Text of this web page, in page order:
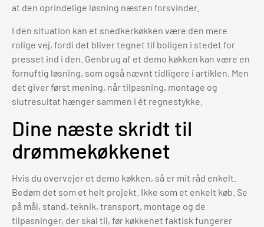
at den oprindelige løsning næsten forsvinder.
I den situation kan et snedkerkøkken være den mere
rolige vej, fordi det bliver tegnet til boligen i stedet for
presset ind i den. Genbrug af et demo køkken kan være en
fornuftig løsning, som også nævnt tidligere i artiklen. Men
det giver først mening, når tilpasning, montage og
slutresultat hænger sammen i ét regnestykke.
Dine næste skridt til
drømmekøkkenet
Hvis du overvejer et demo køkken, så er mit råd enkelt.
Bedøm det som et helt projekt. Ikke som et enkelt køb. Se
på mål, stand, teknik, transport, montage og de
tilpasninger, der skal til, før køkkenet faktisk fungerer